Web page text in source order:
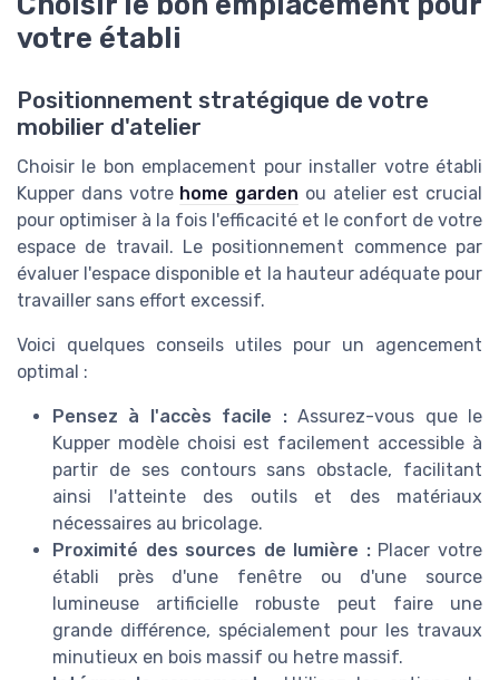
votre établi
Positionnement stratégique de votre
mobilier d'atelier
Choisir le bon emplacement pour installer votre établi
Kupper dans votre home garden ou atelier est crucial
pour optimiser à la fois l'efficacité et le confort de votre
espace de travail. Le positionnement commence par
évaluer l'espace disponible et la hauteur adéquate pour
travailler sans effort excessif.
Voici quelques conseils utiles pour un agencement
optimal :
Pensez à l'accès facile :Assurez-vous que le
Kupper modèle choisi est facilement accessible à
partir de ses contours sans obstacle, facilitant
ainsi l'atteinte des outils et des matériaux
nécessaires au bricolage.
Proximité des sources de lumière :Placer votre
établi près d'une fenêtre ou d'une source
lumineuse artificielle robuste peut faire une
grande différence, spécialement pour les travaux
minutieux en bois massif ou hetre massif.